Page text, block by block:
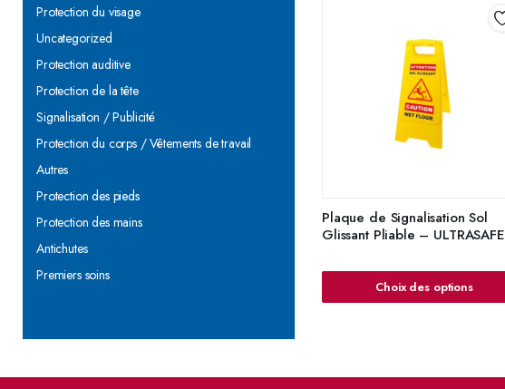
Plaque de Signalisation Sol
Glissant Pliable – ULTRASAFE
Choix des options
Protection du visage
Uncategorized
Protection auditive
Protection de la tête
Signalisation / Publicité
Protection du corps / Vêtements de travail
Autres
Protection des pieds
Protection des mains
Antichutes
Premiers soins